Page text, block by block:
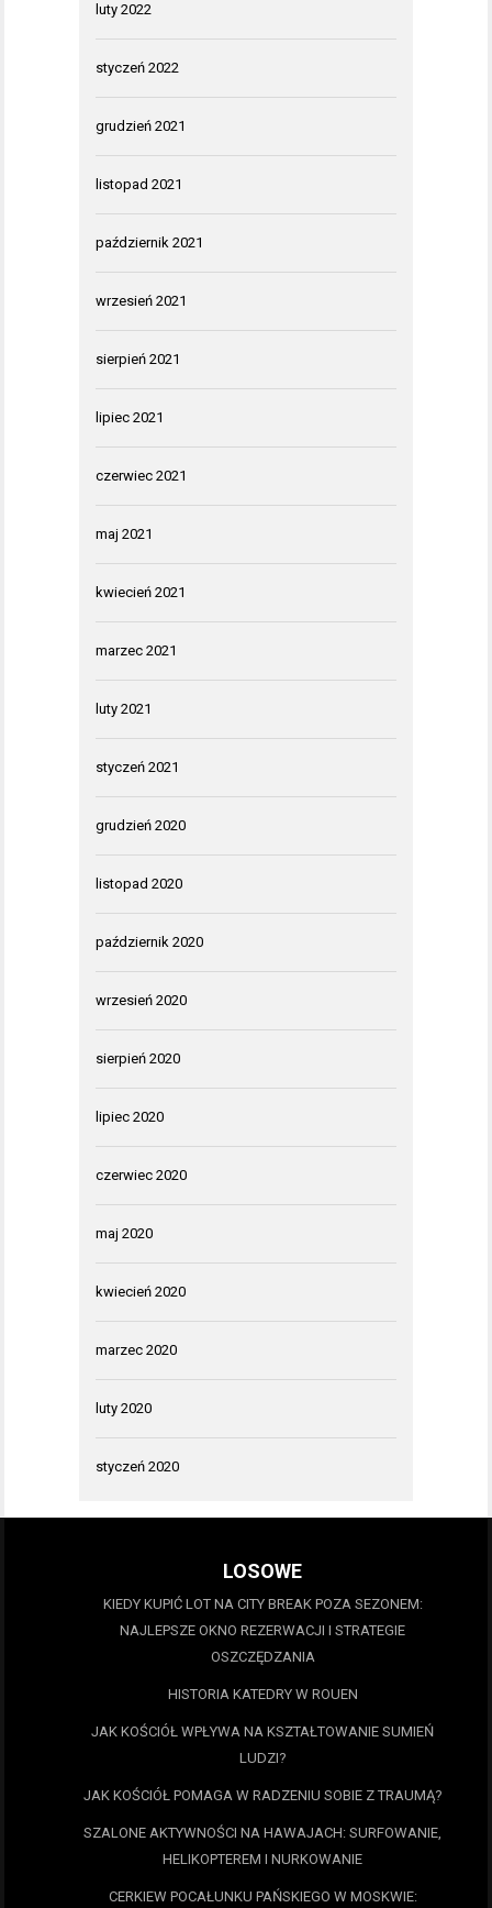
luty 2022
styczeń 2022
grudzień 2021
listopad 2021
październik 2021
wrzesień 2021
sierpień 2021
lipiec 2021
czerwiec 2021
maj 2021
kwiecień 2021
marzec 2021
luty 2021
styczeń 2021
grudzień 2020
listopad 2020
październik 2020
wrzesień 2020
sierpień 2020
lipiec 2020
czerwiec 2020
maj 2020
kwiecień 2020
marzec 2020
luty 2020
styczeń 2020
LOSOWE
KIEDY KUPIĆ LOT NA CITY BREAK POZA SEZONEM:
NAJLEPSZE OKNO REZERWACJI I STRATEGIE
OSZCZĘDZANIA
HISTORIA KATEDRY W ROUEN
JAK KOŚCIÓŁ WPŁYWA NA KSZTAŁTOWANIE SUMIEŃ
LUDZI?
JAK KOŚCIÓŁ POMAGA W RADZENIU SOBIE Z TRAUMĄ?
SZALONE AKTYWNOŚCI NA HAWAJACH: SURFOWANIE,
HELIKOPTEREM I NURKOWANIE
CERKIEW POCAŁUNKU PAŃSKIEGO W MOSKWIE: